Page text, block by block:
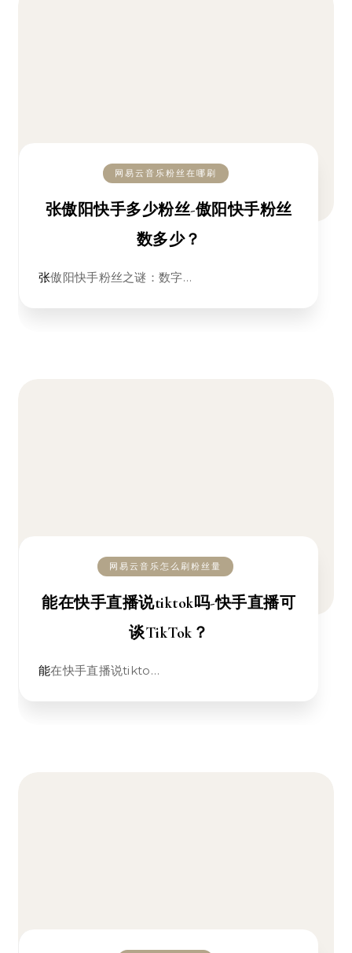
网易云音乐粉丝在哪刷
张傲阳快手多少粉丝-傲阳快手粉丝
数多少？
张傲阳快手粉丝之谜：数字…
网易云音乐怎么刷粉丝量
能在快手直播说tiktok吗-快手直播可
谈TikTok？
能在快手直播说tikto…